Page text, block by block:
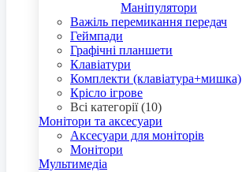
Маніпулятори
Важіль перемикання передач
Геймпади
Графічні планшети
Клавіатури
Комплекти (клавіатура+мишка)
Крісло ігрове
Всі категорії (10)
Монітори та аксесуари
Аксесуари для моніторів
Монітори
Мультимедіа